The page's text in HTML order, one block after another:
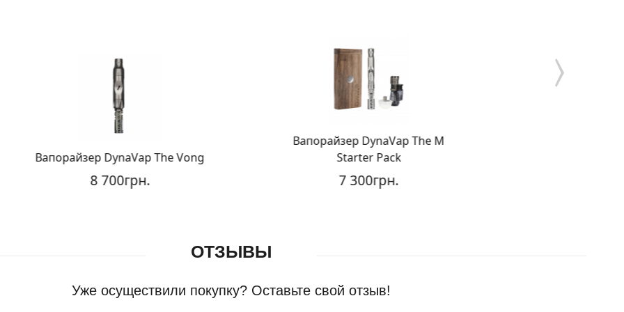
Вапорайзер DynaVap The Vong
8 700грн.
Вапорайзер DynaVap The M
Starter Pack
7 300грн.
ОТЗЫВЫ
Уже осуществили покупку? Оставьте свой отзыв!